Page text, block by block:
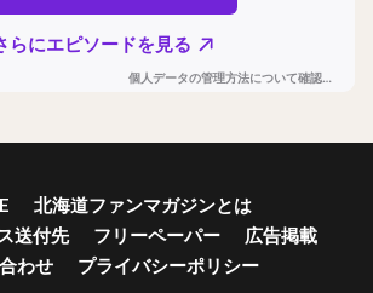
北海道ファンマガジンとは
送付先
フリーペーパー
広告掲載
わせ
プライバシーポリシー